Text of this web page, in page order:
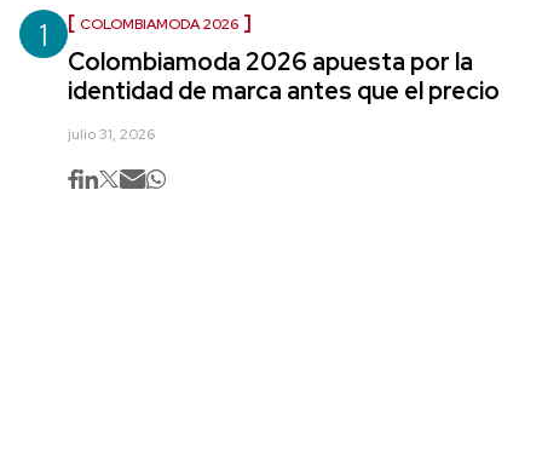
1 COLOMBIAMODA 2026
Colombiamoda 2026 apuesta por la
identidad de marca antes que el precio
julio 31, 2026